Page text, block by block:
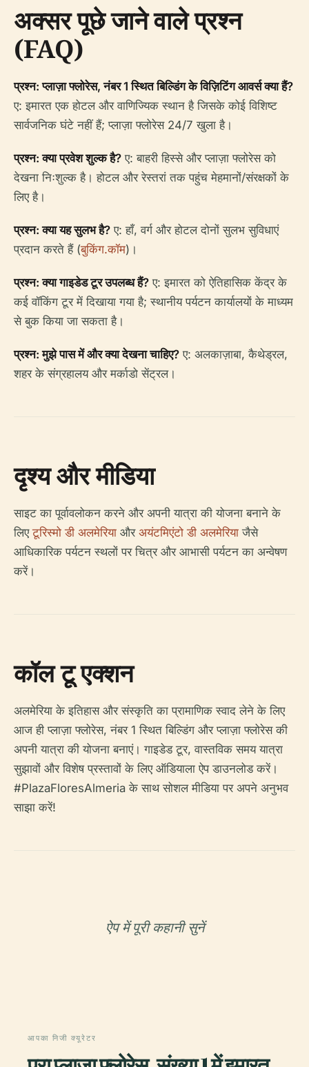
अक्सर पूछे जाने वाले प्रश्न
(FAQ)
प्रश्न: प्लाज़ा फ्लोरेस, नंबर 1 स्थित बिल्डिंग के विज़िटिंग आवर्स क्या हैं?
ए: इमारत एक होटल और वाणिज्यिक स्थान है जिसके कोई विशिष्ट
सार्वजनिक घंटे नहीं हैं; प्लाज़ा फ्लोरेस 24/7 खुला है।
प्रश्न: क्या प्रवेश शुल्क है? ए: बाहरी हिस्से और प्लाज़ा फ्लोरेस को
देखना निःशुल्क है। होटल और रेस्तरां तक पहुंच मेहमानों/संरक्षकों के
लिए है।
प्रश्न: क्या यह सुलभ है? ए: हाँ, वर्ग और होटल दोनों सुलभ सुविधाएं
प्रदान करते हैं (बुकिंग.कॉम)।
प्रश्न: क्या गाइडेड टूर उपलब्ध हैं? ए: इमारत को ऐतिहासिक केंद्र के
कई वॉकिंग टूर में दिखाया गया है; स्थानीय पर्यटन कार्यालयों के माध्यम
से बुक किया जा सकता है।
प्रश्न: मुझे पास में और क्या देखना चाहिए? ए: अलकाज़ाबा, कैथेड्रल,
शहर के संग्रहालय और मर्काडो सेंट्रल।
दृश्य और मीडिया
साइट का पूर्वावलोकन करने और अपनी यात्रा की योजना बनाने के
लिएटूरिस्मो डी अलमेरिया और अयंटमिएंटो डी अलमेरिया जैसे
आधिकारिक पर्यटन स्थलों पर चित्र और आभासी पर्यटन का अन्वेषण
करें।
कॉल टू एक्शन
अलमेरिया के इतिहास और संस्कृति का प्रामाणिक स्वाद लेने के लिए
आज ही प्लाज़ा फ्लोरेस, नंबर 1 स्थित बिल्डिंग और प्लाज़ा फ्लोरेस की
अपनी यात्रा की योजना बनाएं। गाइडेड टूर, वास्तविक समय यात्रा
सुझावों और विशेष प्रस्तावों के लिए ऑडियाला ऐप डाउनलोड करें।
#PlazaFloresAlmeria के साथ सोशल मीडिया पर अपने अनुभव
साझा करें!
ऐप में पूरी कहानी सुनें
आपका निजी क्यूरेटर